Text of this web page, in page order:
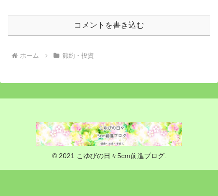
コメントを書き込む
ホーム 節約・投資
© 2021 こゆびの日々5cm前進ブログ.